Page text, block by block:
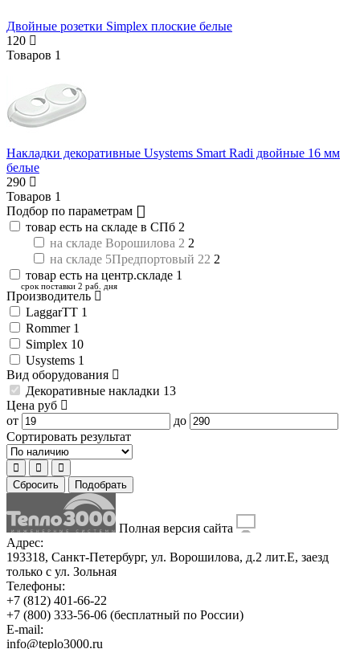
Двойные розетки Simplex плоские белые
120
Товаров 1
Накладки декоративные Usystems Smart Radi двойные 16 мм
белые
290
Товаров 1
Подбор по параметрам
товар есть на складе в СПб 2
на складе Ворошилова 2 2
на складе 5Предпортовый 22 2
товар есть на центр.складе 1
срок поставки 2 раб. дня
Производитель
LaggarTT 1
Rommer 1
Simplex 10
Usystems 1
Вид оборудования
Декоративные накладки 13
Цена руб
от
до
Сортировать результат
Сбросить Подобрать
Полная версия сайта
Адрес:
193318, Санкт-Петербург, ул. Ворошилова, д.2 лит.Е, заезд
только с ул. Зольная
Телефоны:
+7 (812) 401-66-22
+7 (800) 333-56-06 (бесплатный по России)
E-mail:
info@teplo3000.ru